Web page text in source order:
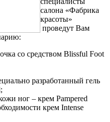
салона «Фабрика
красоты»
проведут Вам
со средством Blissful Foot
разработанный гель
ног – крем Pampered
крем Intense